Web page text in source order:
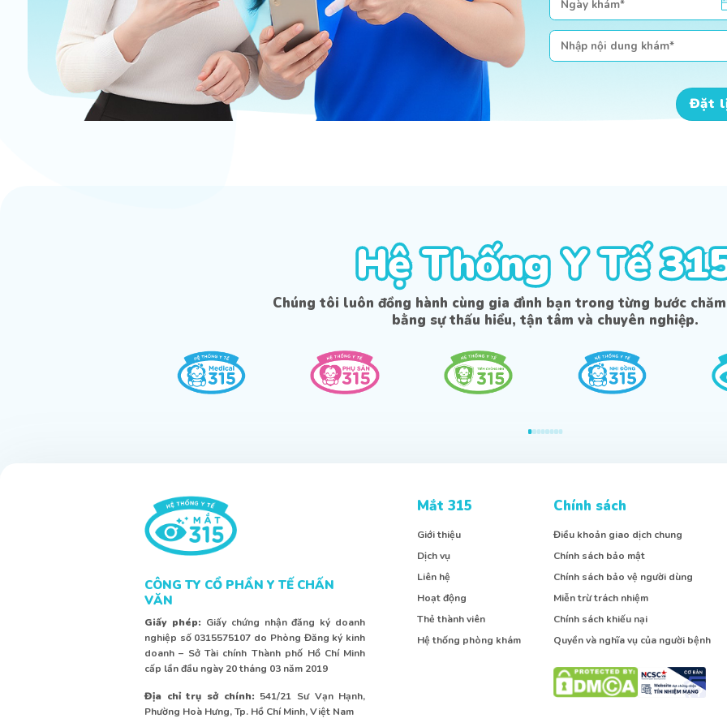
Đặt
Hệ Thống Y Tế
Hệ Thống Y Tế
Chúng tôi luôn đồng hành cùng gia đình bạn trong từng bước
bằng sự thấu hiểu, tận tâm và chuyên nghiệp.
CÔNG TY CỔ PHẦN Y TẾ CHẤN
VĂN
Giấy phép: Giấy chứng nhận đăng ký doanh
nghiệp số 0315575107 do Phòng Đăng ký kinh
doanh – Sở Tài chính Thành phố Hồ Chí Minh
cấp lần đầu ngày 20 tháng 03 năm 2019
Địa chỉ trụ sở chính: 541/21 Sư Vạn Hạnh,
Phường Hoà Hưng, Tp. Hồ Chí Minh, Việt Nam
Mắt 315
Giới thiệu
Dịch vụ
Liên hệ
Hoạt động
Thẻ thành viên
Hệ thống phòng khám
Chính sách
Điều khoản giao dịch chung
Chính sách bảo mật
Chính sách bảo vệ người dùng
Miễn trừ trách nhiệm
Chính sách khiếu nại
Quyền và nghĩa vụ của người bệnh
Liên hệ tư vấn